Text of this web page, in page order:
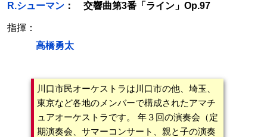
R.シューマン ： 交響曲第3番「ライン」Op.97
指揮：
高橋勇太
川口市民オーケストラは川口市の他、埼玉、
東京など各地のメンバーで構成されたアマチ
ュアオーケストラです。 年３回の演奏会（定
期演奏会、サマーコンサート、親と子の演奏